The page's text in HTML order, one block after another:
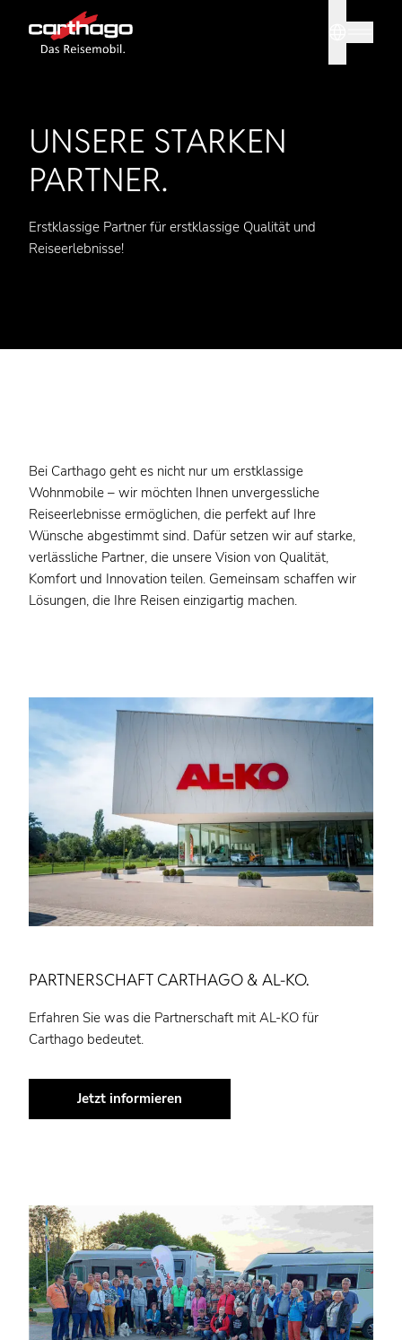
Tipp: Mit
Sprache
UNSERE STARKEN
PARTNER.
Erstklassige Partner für erstklassige Qualität und
Reiseerlebnisse!
Bei Carthago geht es nicht nur um erstklassige
Wohnmobile – wir möchten Ihnen unvergessliche
Reiseerlebnisse ermöglichen, die perfekt auf Ihre
Wünsche abgestimmt sind. Dafür setzen wir auf starke,
verlässliche Partner, die unsere Vision von Qualität,
Komfort und Innovation teilen. Gemeinsam schaffen wir
Lösungen, die Ihre Reisen einzigartig machen.
PARTNERSCHAFT CARTHAGO & AL-KO.
Erfahren Sie was die Partnerschaft mit AL-KO für
Carthago bedeutet.
Jetzt informieren